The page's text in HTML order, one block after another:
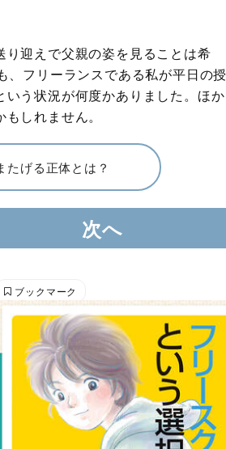
迎えで父親の姿を見ることは希
、フリーランスである私が平日の授
う状況が何度かありました。ほか
しれません。
たげる正体とは？
次へ
ブックマーク